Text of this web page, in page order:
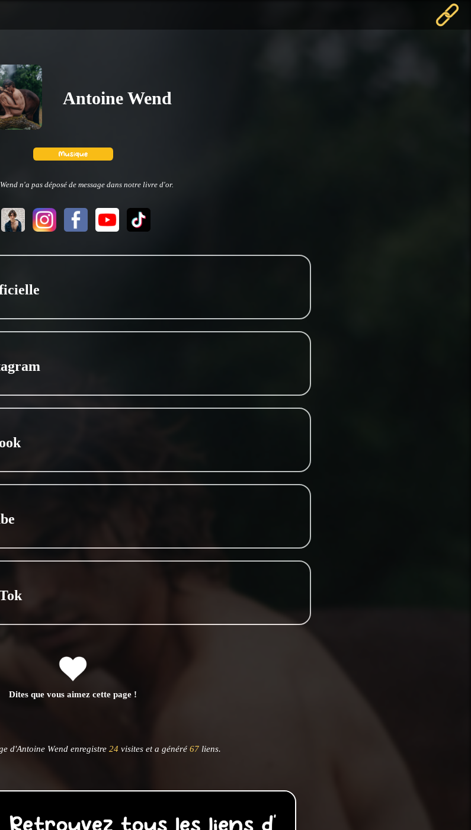
Antoine Wend
n'a pas déposé de message dans notre livre d'or.
Dites que vous aimez cette page !
d'Antoine Wend enregistre 24 visites et a généré 67 liens.